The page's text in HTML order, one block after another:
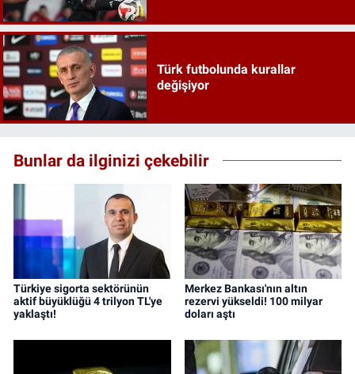
Türk futbolunda kurallar
değişiyor
Bunlar da ilginizi çekebilir
Türkiye sigorta sektörünün
aktif büyüklüğü 4 trilyon TL'ye
yaklaştı!
Merkez Bankası'nın altın
rezervi yükseldi! 100 milyar
doları aştı